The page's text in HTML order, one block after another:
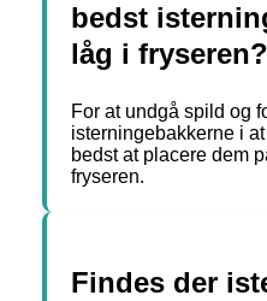
bedst
låg i fryseren?
For at undgå spild og
isterningebakkerne i
bedst at placere dem
fryseren.
Findes der